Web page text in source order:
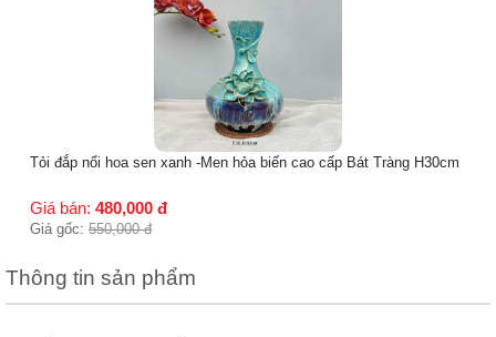
Tỏi đắp nổi hoa sen xanh -Men hỏa biến cao cấp Bát Tràng H30cm
Giá bán: 480,000 đ
Giá gốc: 550,000 đ
Thông tin sản phẩm